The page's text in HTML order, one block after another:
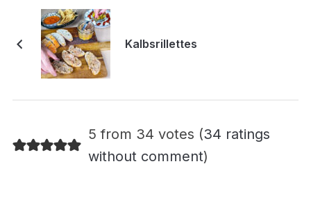
Kalbsrillettes
5 from 34 votes (34 ratings
without comment)